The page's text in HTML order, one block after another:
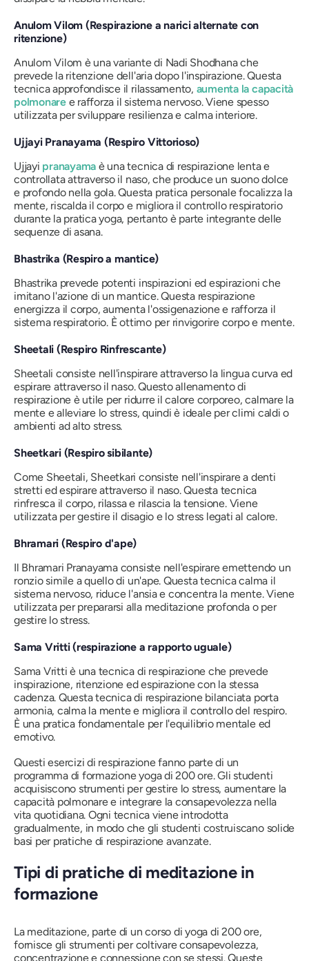
Anulom Vilom (Respirazione a narici alternate con
ritenzione)
Anulom Vilom è una variante di Nadi Shodhana che
prevede la ritenzione dell'aria dopo l'inspirazione. Questa
tecnica approfondisce il rilassamento, aumenta la capacità
polmonaree rafforza il sistema nervoso. Viene spesso
utilizzata per sviluppare resilienza e calma interiore.
Ujjayi Pranayama (Respiro Vittorioso)
Ujjayi pranayama è una tecnica di respirazione lenta e
controllata attraverso il naso, che produce un suono dolce
e profondo nella gola. Questa pratica personale focalizza la
mente, riscalda il corpo e migliora il controllo respiratorio
durante la pratica yoga, pertanto è parte integrante delle
sequenze di asana.
Bhastrika (Respiro a mantice)
Bhastrika prevede potenti inspirazioni ed espirazioni che
imitano l'azione di un mantice. Questa respirazione
energizza il corpo, aumenta l'ossigenazione e rafforza il
sistema respiratorio. È ottimo per rinvigorire corpo e mente.
Sheetali (Respiro Rinfrescante)
Sheetali consiste nell'inspirare attraverso la lingua curva ed
espirare attraverso il naso. Questo allenamento di
respirazione è utile per ridurre il calore corporeo, calmare la
mente e alleviare lo stress, quindi è ideale per climi caldi o
ambienti ad alto stress.
Sheetkari (Respiro sibilante)
Come Sheetali, Sheetkari consiste nell'inspirare a denti
stretti ed espirare attraverso il naso. Questa tecnica
rinfresca il corpo, rilassa e rilascia la tensione. Viene
utilizzata per gestire il disagio e lo stress legati al calore.
Bhramari (Respiro d'ape)
Il Bhramari Pranayama consiste nell'espirare emettendo un
ronzio simile a quello di un'ape. Questa tecnica calma il
sistema nervoso, riduce l'ansia e concentra la mente. Viene
utilizzata per prepararsi alla meditazione profonda o per
gestire lo stress.
Sama Vritti (respirazione a rapporto uguale)
Sama Vritti è una tecnica di respirazione che prevede
inspirazione, ritenzione ed espirazione con la stessa
cadenza. Questa tecnica di respirazione bilanciata porta
armonia, calma la mente e migliora il controllo del respiro.
È una pratica fondamentale per l'equilibrio mentale ed
emotivo.
Questi esercizi di respirazione fanno parte di un
programma di formazione yoga di 200 ore. Gli studenti
acquisiscono strumenti per gestire lo stress, aumentare la
capacità polmonare e integrare la consapevolezza nella
vita quotidiana. Ogni tecnica viene introdotta
gradualmente, in modo che gli studenti costruiscano solide
basi per pratiche di respirazione avanzate.
Tipi di pratiche di meditazione in
formazione
La meditazione, parte di un corso di yoga di 200 ore,
fornisce gli strumenti per coltivare consapevolezza,
concentrazione e connessione con se stessi. Queste